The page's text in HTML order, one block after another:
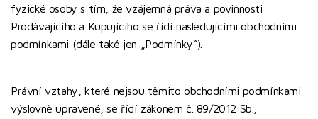
fyzické osoby s tím, že vzájemná práva a povinnosti
Prodávajícího a Kupujícího se řídí následujícími obchodními
podmínkami (dále také jen „Podmínky“).
Právní vztahy, které nejsou těmito obchodními podmínkami
výslovně upravené, se řídí zákonem č. 89/2012 Sb.,